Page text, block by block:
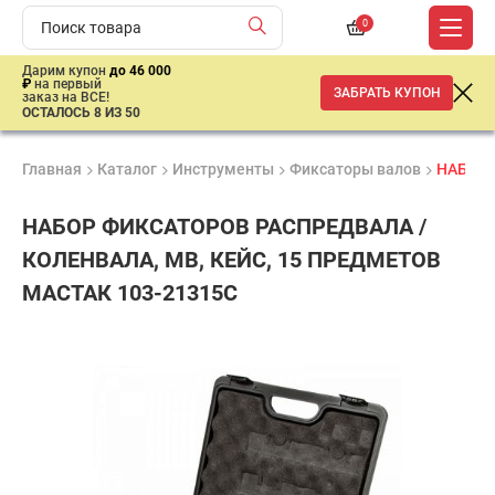
0
Дарим купон до 46 000
₽ на первый
заказ на ВСЕ!
ОСТАЛОСЬ 8 ИЗ 50
ЗАБРАТЬ КУПОН
Главная Каталог Инструменты Фиксаторы валов НАБОР
НАБОР ФИКСАТОРОВ РАСПРЕДВАЛА /
КОЛЕНВАЛА, MB, КЕЙС, 15 ПРЕДМЕТОВ
МАСТАК 103-21315C